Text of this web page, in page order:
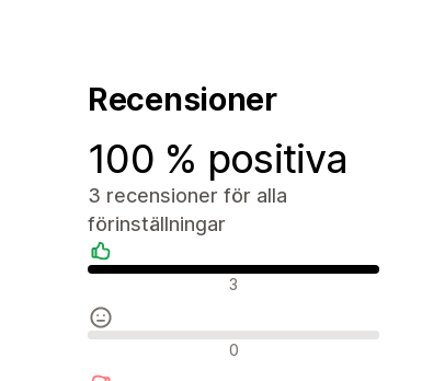
Recensioner
100 % positiva
3 recensioner för alla
förinställningar
Positiva recensioner
3
Neutrala recensioner
0